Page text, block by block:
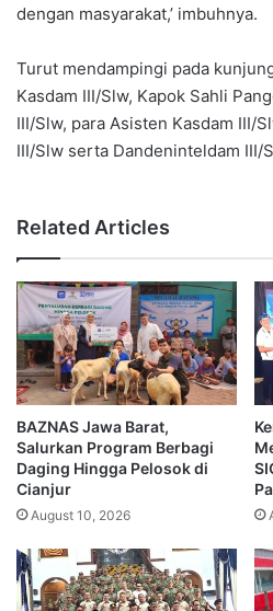
dengan masyarakat,’ imbuhnya.
Turut mendampingi pada
Kasdam III/Slw, Kapok Sahli
III/Slw, para Asisten Kasdam III/
III/Slw serta Dandeninteldam III/
Related Articles
BAZNAS Jawa Barat,
Salurkan Program Berbagi
Daging Hingga Pelosok di
Cianjur
August 10, 2026